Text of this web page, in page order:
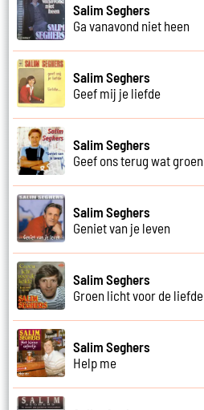
Salim Seghers
Ga vanavond niet heen
Salim Seghers
Geef mij je liefde
Salim Seghers
Geef ons terug wat groen
Salim Seghers
Geniet van je leven
Salim Seghers
Groen licht voor de liefde
Salim Seghers
Help me